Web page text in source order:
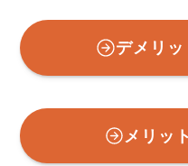
デメリ
メリッ